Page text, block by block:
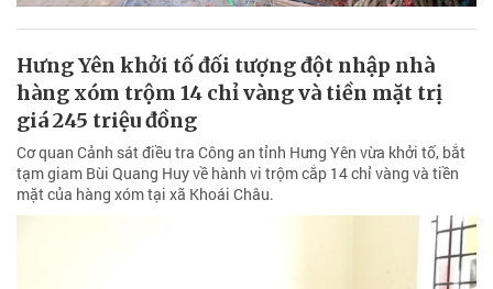
Hưng Yên khởi tố đối tượng đột nhập nhà
hàng xóm trộm 14 chỉ vàng và tiền mặt trị
giá 245 triệu đồng
Cơ quan Cảnh sát điều tra Công an tỉnh Hưng Yên vừa khởi tố, bắt
tạm giam Bùi Quang Huy về hành vi trộm cắp 14 chỉ vàng và tiền
mặt của hàng xóm tại xã Khoái Châu.